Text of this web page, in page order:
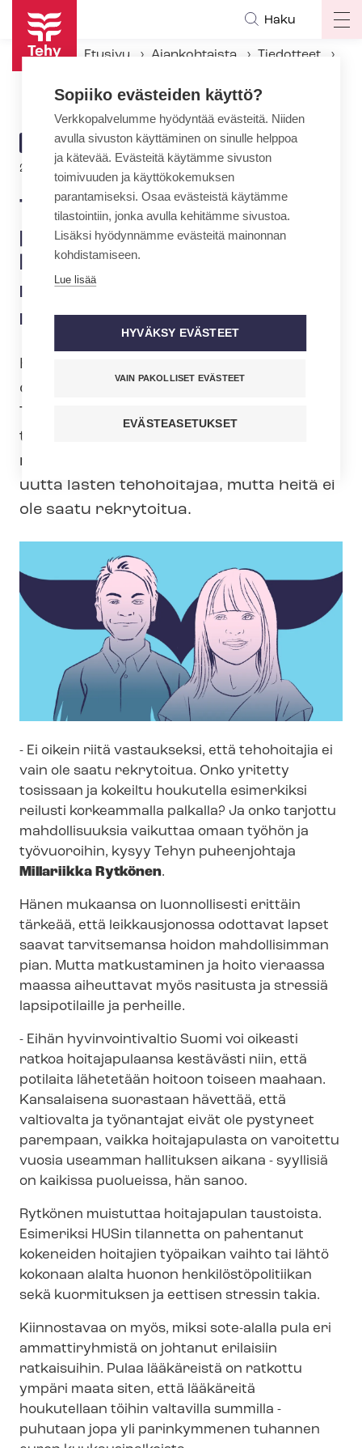
Hyppää
pääsisältöön
Haku
Etusivu Ajankohtaista
Tiedotteet
ARTIKKELIN
KATEGORIA
TIEDOTE
27.3.2023 | 13:53
Tehy: Suomen ja HUSin
pystyttävä parempaan -
hoitajapulaa ei voi sysätä
muiden maiden
ratkaistavaksi
HUS alkaa ohjata sydänleikkausta
odottavia lapsipotilaita hoitoon
Tanskaan. Syynä on pula lasten
tehohoitajista. HUS tarvitsisi
mediatietojen mukaan välittömästi 20
uutta lasten tehohoitajaa, mutta heitä ei
ole saatu rekrytoitua.
- Ei oikein riitä vastaukseksi, että tehohoitajia ei
vain ole saatu rekrytoitua. Onko yritetty
tosissaan ja kokeiltu houkutella esimerkiksi
reilusti korkeammalla palkalla? Ja onko tarjottu
mahdollisuuksia vaikuttaa omaan työhön ja
työvuoroihin, kysyy Tehyn puheenjohtaja
Millariikka Rytkönen.
Hänen mukaansa on luonnollisesti erittäin
tärkeää, että leikkausjonossa odottavat lapset
saavat tarvitsemansa hoidon mahdollisimman
pian. Mutta matkustaminen ja hoito vieraassa
maassa aiheuttavat myös rasitusta ja stressiä
lapsipotilaille ja perheille.
- Eihän hyvinvointivaltio Suomi voi oikeasti
ratkoa hoitajapulaansa kestävästi niin, että
potilaita lähetetään hoitoon toiseen maahaan.
Kansalaisena suorastaan hävettää, että
valtiovalta ja työnantajat eivät ole pystyneet
parempaan, vaikka hoitajapulasta on varoitettu
vuosia useamman hallituksen aikana - syyllisiä
on kaikissa puolueissa, hän sanoo.
Rytkönen muistuttaa hoitajapulan taustoista.
Esimeriksi HUSin tilannetta on pahentanut
kokeneiden hoitajien työpaikan vaihto tai lähtö
kokonaan alalta huonon hen­ki­lös­tö­po­li­tii­kan
sekä kuormituksen ja eettisen stressin takia.
Kiinnostavaa on myös, miksi sote-alalla pula eri
ammattiryhmistä on johtanut erilaisiin
ratkaisuihin. Pulaa lääkäreistä on ratkottu
ympäri maata siten, että lääkäreitä
houkutellaan töihin valtavilla summilla -
puhutaan jopa yli parinkymmenen tuhannen
Sopiiko evästeiden käyttö?
Verkkopalvelumme hyödyntää evästeitä. Niiden
avulla sivuston käyttäminen on sinulle helppoa
ja kätevää. Evästeitä käytämme sivuston
toimivuuden ja käyttökokemuksen
parantamiseksi. Osaa evästeistä käytämme
tilastointiin, jonka avulla kehitämme sivustoa.
Lisäksi hyödynnämme evästeitä mainonnan
kohdistamiseen.
Lue lisää
HYVÄKSY EVÄSTEET
VAIN PAKOLLISET EVÄSTEET
EVÄSTEASETUKSET